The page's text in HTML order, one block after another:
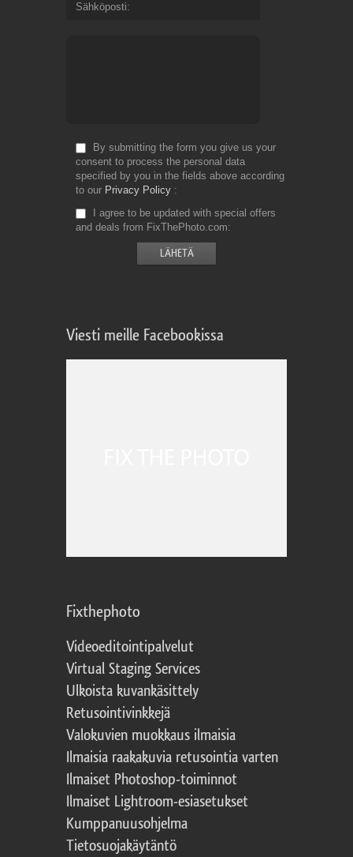
Sähköposti
By submitting the form you give us your
consent to process the personal data
specified by you in the fields above according
to our Privacy Policy
I agree to be updated with special offers
and deals from FixThePhoto.com
Viesti meille Facebookissa
Fixthephoto
Videoeditointipalvelut
Virtual Staging Services
Ulkoista kuvankäsittely
Retusointivinkkejä
Valokuvien muokkaus ilmaisia
Ilmaisia raakakuvia retusointia varten
Ilmaiset Photoshop-toiminnot
Ilmaiset Lightroom-esiasetukset
Kumppanuusohjelma
Tietosuojakäytäntö